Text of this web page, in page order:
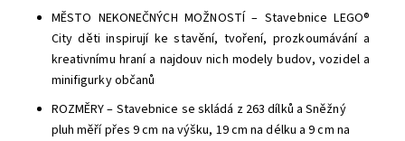
MĚSTO NEKONEČNÝCH MOŽNOSTÍ – Stavebnice LEGO®
City děti inspirují ke stavění, tvoření, prozkoumávání a
kreativnímu hraní a najdouv nich modely budov, vozidel a
minifigurky občanů
ROZMĚRY – Stavebnice se skládá z 263 dílků a Sněžný
pluh měří přes 9 cm na výšku, 19 cm na délku a 9 cm na